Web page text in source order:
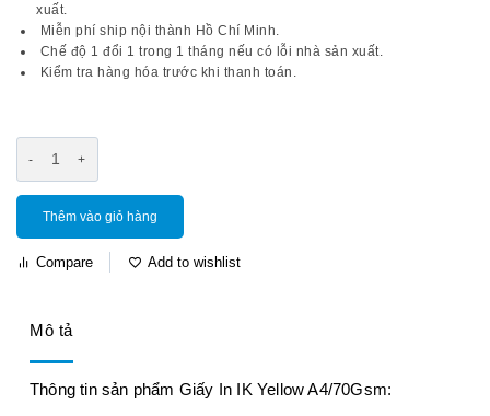
xuất.
Miễn phí ship nội thành Hồ Chí Minh.
Chế độ 1 đổi 1 trong 1 tháng nếu có lỗi nhà sản xuất.
Kiểm tra hàng hóa trước khi thanh toán.
Thêm vào giỏ hàng
Compare Add to wishlist
Mô tả
Thông tin sản phẩm Giấy In IK Yellow A4/70Gsm: